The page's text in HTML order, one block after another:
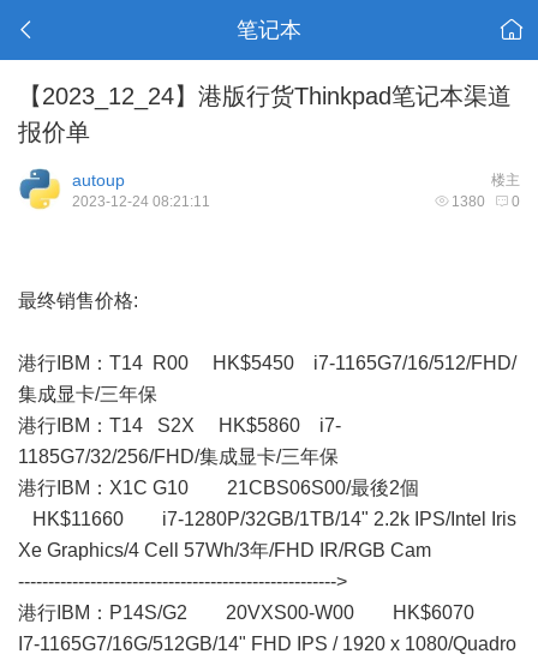
笔记本
【2023_12_24】港版行货Thinkpad笔记本渠道
报价单
楼主
autoup
1380 0
2023-12-24 08:21:11
最终销售价格:
港行IBM：T14 R00 HK$5450 i7-1165G7/16/512/FHD/
集成显卡/三年保
港行IBM：T14 S2X HK$5860 i7-
1185G7/32/256/FHD/集成显卡/三年保
港行IBM：X1C G10 21CBS06S00/最後2個
HK$11660 i7-1280P/32GB/1TB/14" 2.2k IPS/Intel Iris
Xe Graphics/4 Cell 57Wh/3年/FHD IR/RGB Cam
----------------------------------------------------->
港行IBM：P14S/G2 20VXS00-W00 HK$6070
I7-1165G7/16G/512GB/14" FHD IPS / 1920 x 1080/Quadro